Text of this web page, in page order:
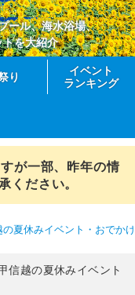
ール、海水浴場、
を大紹介
り
イベント
ランキング
が一部、昨年の情
ください。
の夏休みイベント・おでか
信越の夏休みイベント